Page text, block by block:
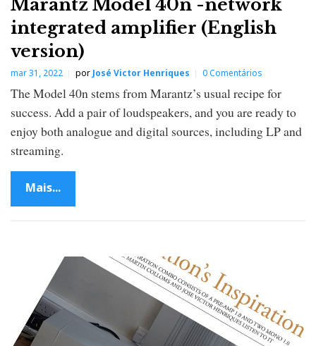
Marantz Model 40n -network
integrated amplifier (English
version)
mar 31, 2022 porJosé Victor Henriques 0 Comentários
The Model 40n stems from Marantz’s usual recipe for
success. Add a pair of loudspeakers, and you are ready to
enjoy both analogue and digital sources, including LP and
streaming.
Mais...